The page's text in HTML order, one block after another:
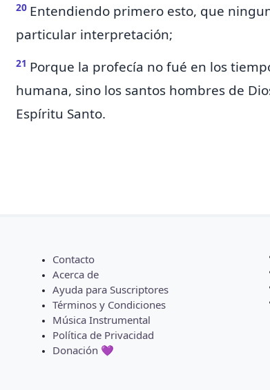
20 Entendiendo primero esto, que
particular interpretación;
21 Porque la profecía no fué en los
humana, sino los santos hombres de
Espíritu Santo.
Contacto
Acerca de
Ayuda para Suscriptores
Términos y Condiciones
Música Instrumental
Política de Privacidad
Donación 💜